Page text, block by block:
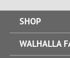
SHOP
WALHALLA